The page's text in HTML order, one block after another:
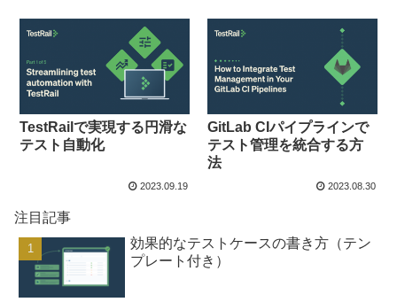
TestRailで実現する円滑な
テスト自動化
2023.09.19
GitLab CIパイプラインで
テスト管理を統合する方
法
2023.08.30
注目記事
効果的なテストケースの書き方（テン
プレート付き）